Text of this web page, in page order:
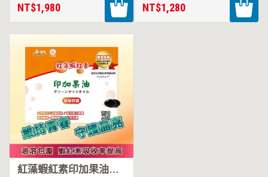
NT$1,980 NT$1,280
紅藻蝦紅素印加果油精華膠囊